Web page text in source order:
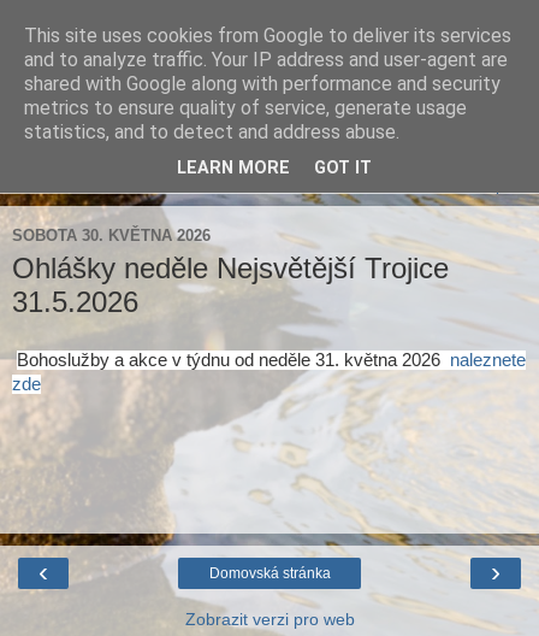
Farnost Brtnice
Aktuální informace pro farnosti Střížov a Brtnice
SOBOTA 30. KVĚTNA 2026
Ohlášky neděle Nejsvětější Trojice
31.5.2026
Bohoslužby a akce v týdnu od neděle 31. května 2026 naleznete
zde
‹ ›
Domovská stránka
Zobrazit verzi pro web
This site uses cookies from Google to deliver its services
and to analyze traffic. Your IP address and user-agent are
shared with Google along with performance and security
metrics to ensure quality of service, generate usage
statistics, and to detect and address abuse.
LEARN MORE GOT IT